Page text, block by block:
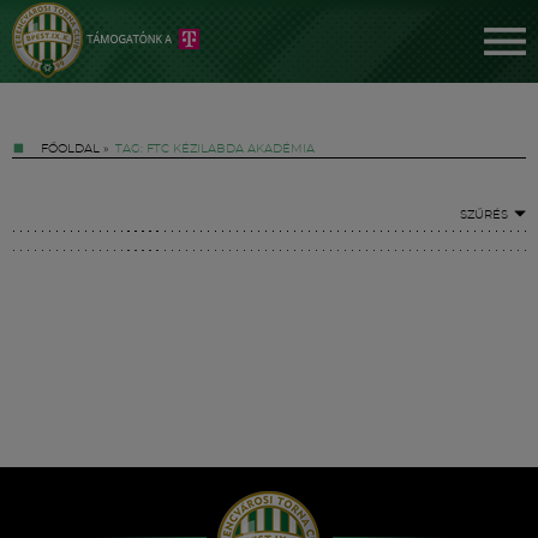
FŐOLDAL » TAG: FTC KÉZILABDA AKADÉMIA
SZŰRÉS
Hírek